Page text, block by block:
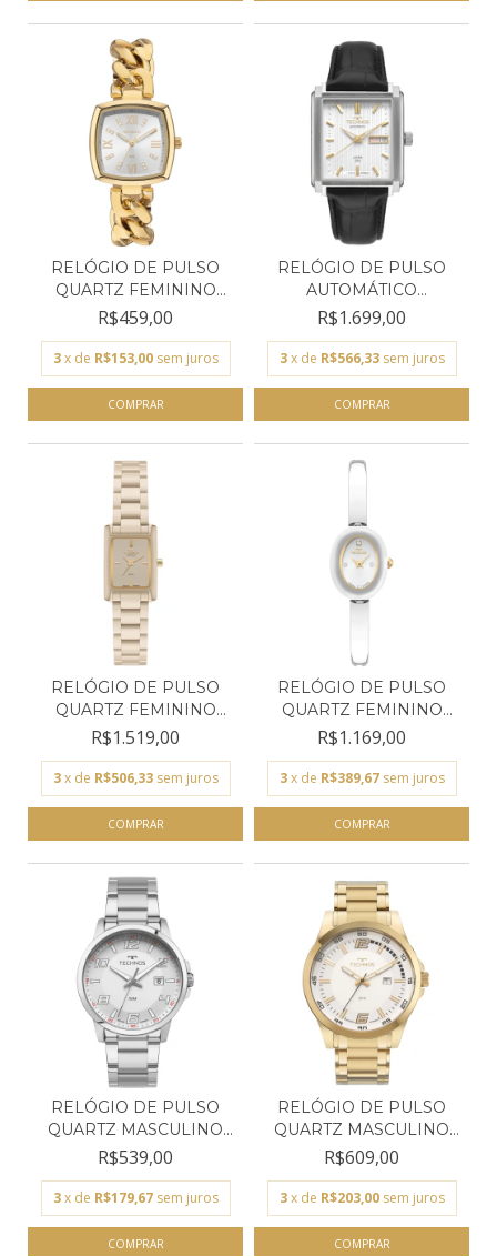
RELÓGIO DE PULSO
QUARTZ FEMININO
EURO EU...
R$459,00
3 x de R$153,00 sem juros
RELÓGIO DE PULSO
AUTOMÁTICO
MASCULINO TE...
R$1.699,00
3 x de R$566,33 sem juros
RELÓGIO DE PULSO
QUARTZ FEMININO
TECHNOS...
R$1.519,00
3 x de R$506,33 sem juros
RELÓGIO DE PULSO
QUARTZ FEMININO
TECHNOS...
R$1.169,00
3 x de R$389,67 sem juros
RELÓGIO DE PULSO
QUARTZ MASCULINO
TECHNO...
R$539,00
3 x de R$179,67 sem juros
RELÓGIO DE PULSO
QUARTZ MASCULINO
TECHNO...
R$609,00
3 x de R$203,00 sem juros